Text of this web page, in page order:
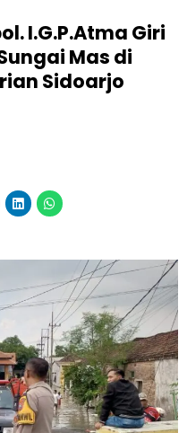
I.G.P.Atma Giri
Mas di
Sidoarjo